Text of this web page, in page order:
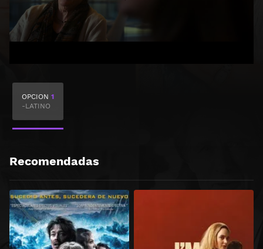
OPCION 1
-LATINO
Recomendadas